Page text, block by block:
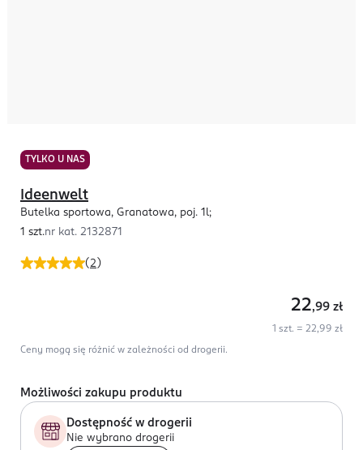
TYLKO U NAS
(2 )
Ideenwelt
Butelka sportowa, Granatowa, poj. 1l;
1 szt.nr kat. 2132871
22,99 zł
1 szt. = 22,99 zł
Ceny mogą się różnić w zależności od drogerii.
Możliwości zakupu produktu
Dostępność w drogerii
Nie wybrano drogerii